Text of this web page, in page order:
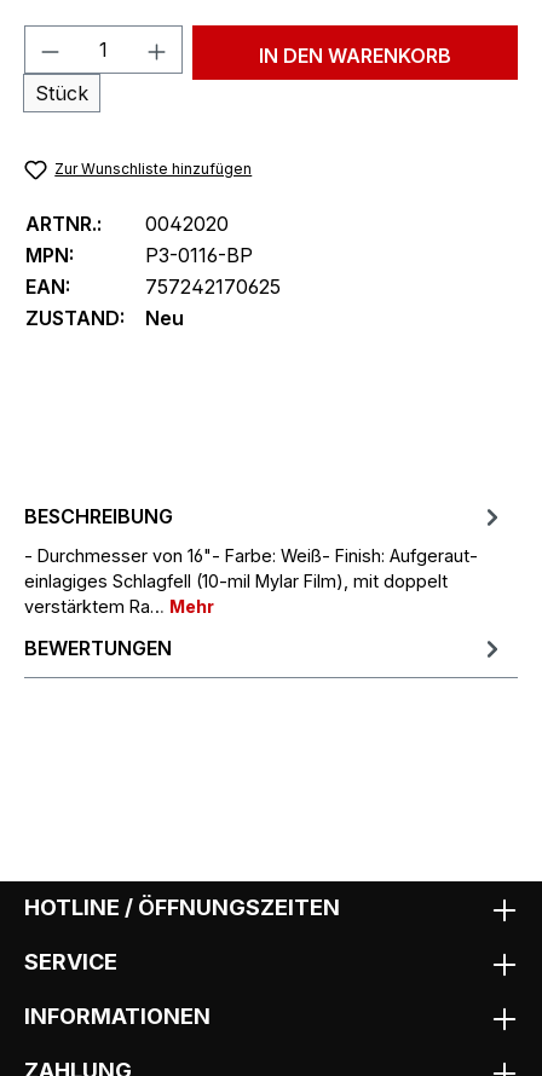
Produkt Anzahl: Gib den
Stück
IN DEN WARENKORB
Zur Wunschliste hinzufügen
ARTNR.:
0042020
MPN:
P3-0116-BP
EAN:
757242170625
ZUSTAND:
Neu
BESCHREIBUNG
- Durchmesser von 16"- Farbe: Weiß- Finish: Aufgeraut-
einlagiges Schlagfell (10-mil Mylar Film), mit doppelt
verstärktem Ra… Mehr
BEWERTUNGEN
HOTLINE / ÖFFNUNGSZEITEN
SERVICE
INFORMATIONEN